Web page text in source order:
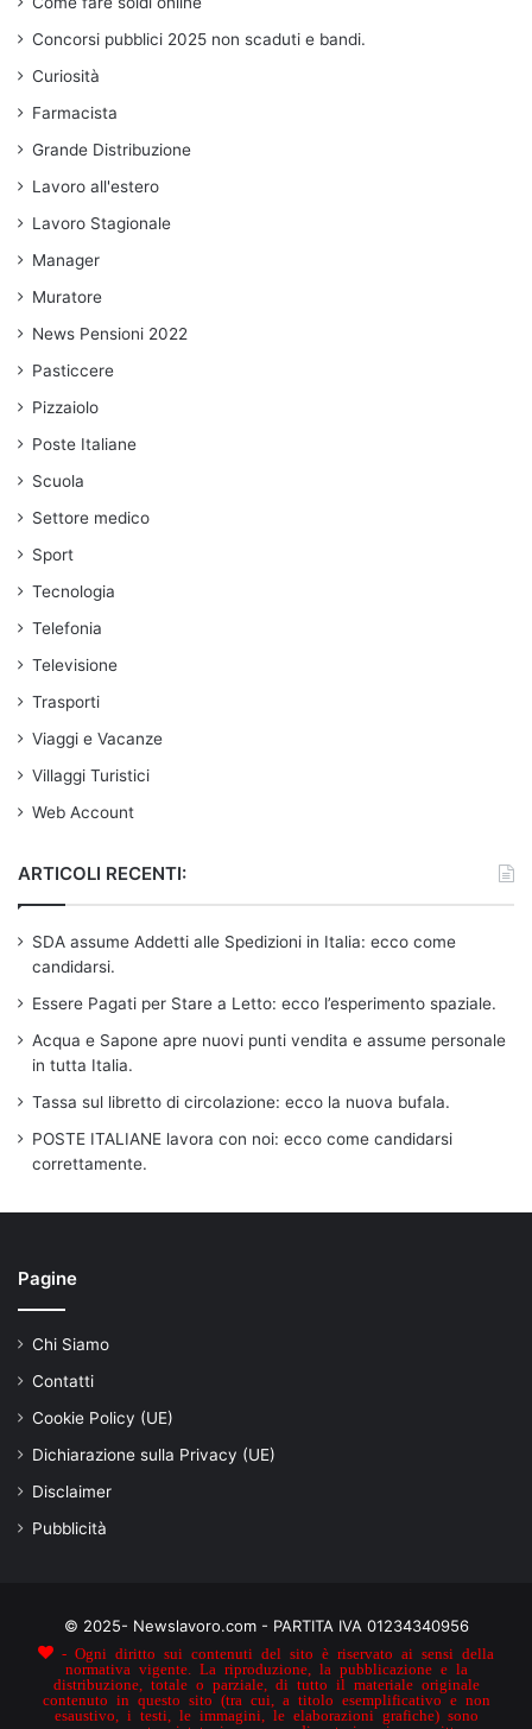
Concorsi pubblici 2025 non scaduti e bandi.
Curiosità
Farmacista
Grande Distribuzione
Lavoro all'estero
Lavoro Stagionale
Manager
Muratore
News Pensioni 2022
Pasticcere
Pizzaiolo
Poste Italiane
Scuola
Settore medico
Sport
Tecnologia
Telefonia
Televisione
Trasporti
Viaggi e Vacanze
Villaggi Turistici
Web Account
ARTICOLI RECENTI:
SDA assume Addetti alle Spedizioni in Italia: ecco come
candidarsi.
Essere Pagati per Stare a Letto: ecco l’esperimento spaziale.
Acqua e Sapone apre nuovi punti vendita e assume personale
in tutta Italia.
Tassa sul libretto di circolazione: ecco la nuova bufala.
POSTE ITALIANE lavora con noi: ecco come candidarsi
correttamente.
Pagine
Chi Siamo
Contatti
Cookie Policy (UE)
Dichiarazione sulla Privacy (UE)
Disclaimer
Pubblicità
© 2025- Newslavoro.com - PARTITA IVA 01234340956
- Ogni diritto sui contenuti del sito è riservato ai sensi della
normativa vigente. La riproduzione, la pubblicazione e la
distribuzione, totale o parziale, di tutto il materiale originale
contenuto in questo sito (tra cui, a titolo esemplificativo e non
esaustivo, i testi, le immagini, le elaborazioni grafiche) sono